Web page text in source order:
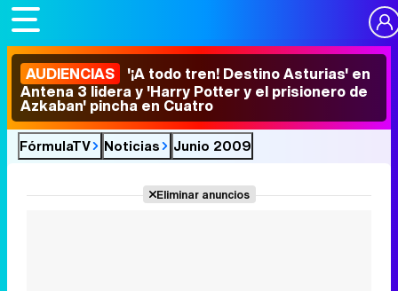
AUDIENCIAS '¡A todo tren! Destino Asturias' en
Antena 3 lidera y 'Harry Potter y el prisionero de
Azkaban' pincha en Cuatro
FórmulaTV Noticias Junio 2009
Eliminar anuncios